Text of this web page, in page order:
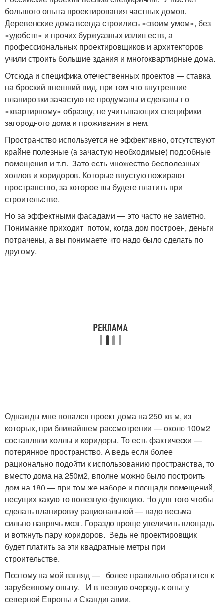
большого опыта проектирования частных домов.
Деревенские дома всегда строились «своим умом», без
«удобств» и прочих буржуазных излишеств, а
профессиональных проектировщиков и архитекторов
учили строить большие здания и многоквартирные дома.
Отсюда и специфика отечественных проектов — ставка
на броский внешний вид, при том что внутренние
планировки зачастую не продуманы и сделаны по
«квартирному» образцу, не учитывающих специфики
загородного дома и проживания в нем.
Пространство используется не эффективно, отсутствуют
крайне полезные (а зачастую необходимые) подсобные
помещения и т.п. Зато есть множество бесполезных
холлов и коридоров. Которые впустую пожирают
пространство, за которое вы будете платить при
строительстве.
Но за эффектными фасадами — это часто не заметно.
Понимание приходит потом, когда дом построен, деньги
потрачены, а вы понимаете что надо было сделать по
другому.
Однажды мне попался проект дома на 250 кв м, из
которых, при ближайшем рассмотрении — около 100м2
составляли холлы и коридоры. То есть фактически —
потерянное пространство. А ведь если более
рационально подойти к использованию пространства, то
вместо дома на 250м2, вполне можно было построить
дом на 180 — при том же наборе и площади помещений,
несущих какую то полезную функцию. Но для того чтобы
сделать планировку рациональной — надо весьма
сильно напрячь мозг. Гораздо проще увеличить площадь
и воткнуть пару коридоров. Ведь не проектировщик
будет платить за эти квадратные метры при
строительстве.
Поэтому на мой взгляд — более правильно обратится к
зарубежному опыту. И в первую очередь к опыту
северной Европы и Скандинавии.